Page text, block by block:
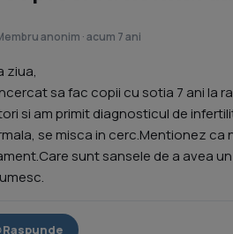
anonim · acum 7 ani
ziua,
sa fac copii cu sotia 7 ani la
si am primit diagnosticul de
se misca in cerc.Mentionez
sunt sansele de a avea
Raspunde